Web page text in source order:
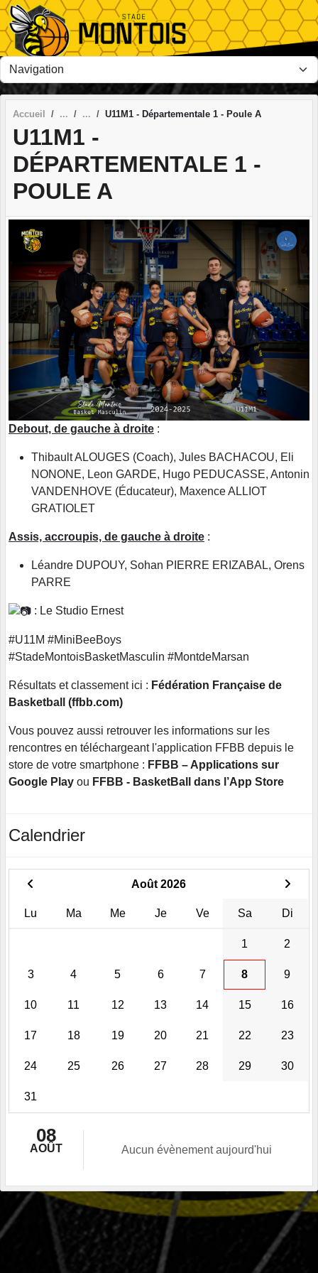
Accueil U11M1 - Départementale 1 - Poule A
U11M1 -
DÉPARTEMENTALE 1 -
POULE A
Debout, de gauche à droite :
Thibault ALOUGES (Coach), Jules BACHACOU, Eli
NONONE, Leon GARDE, Hugo PEDUCASSE, Antonin
VANDENHOVE (Éducateur), Maxence ALLIOT
GRATIOLET
Assis, accroupis, de gauche à droite :
Léandre DUPOUY, Sohan PIERRE ERIZABAL, Orens
PARRE
: Le Studio Ernest
#U11M #MiniBeeBoys
#StadeMontoisBasketMasculin #MontdeMarsan
Résultats et classement ici : Fédération Française de
Basketball (ffbb.com)
Vous pouvez aussi retrouver les informations sur les
rencontres en téléchargeant l'application FFBB depuis le
store de votre smartphone : FFBB – Applications sur
Google Play ou FFBB - BasketBall dans l’App Store
Calendrier
Août 2026
Lu Ma Me Je Ve Sa Di
1 2
3 4 5 6 7 8 9
10 11 12 13 14 15 16
17 18 19 20 21 22 23
24 25 26 27 28 29 30
31
08
AOÛT Aucun évènement aujourd'hui
Panneau de gestion des cookies